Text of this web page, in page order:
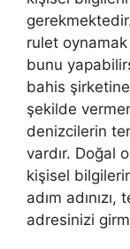
rulet
bunu
bahis
şekilde
denizcilerin
vardır. Doğal
kişisel
adım
adresinizi